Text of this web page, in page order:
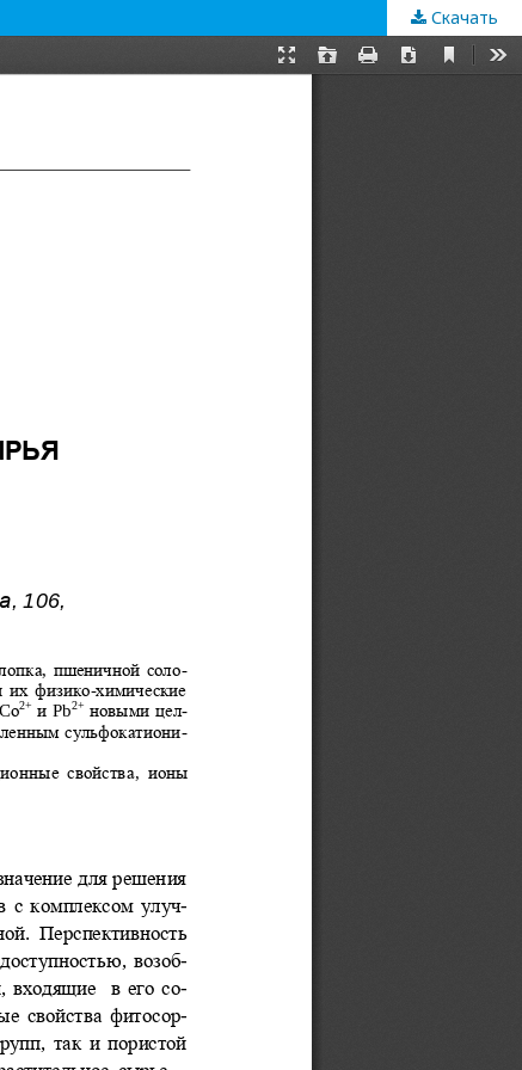
Скачать